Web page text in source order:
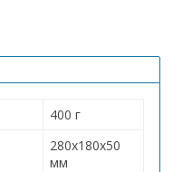
400 г
280х180х50
мм